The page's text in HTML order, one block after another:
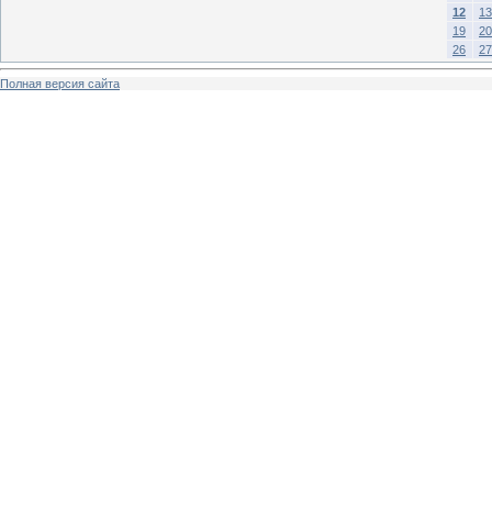
12
13
19
20
26
27
Полная версия сайта